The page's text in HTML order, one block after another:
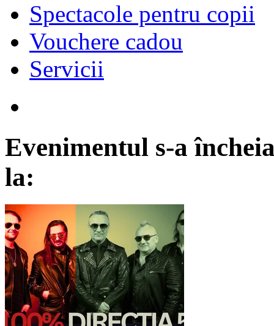
Spectacole pentru copii
Vouchere cadou
Servicii
Evenimentul s-a
la: